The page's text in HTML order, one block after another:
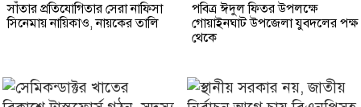
সাঁতার প্রতিযোগিতার সেরা নাফিসা
সিনেমায় নায়িকাও, নায়কের তালি
পবিত্র ঈদুল ফিতর উপলক্ষে
গোয়াইনঘাট উপজেলা যুবদলের পক্ষ
থেকে